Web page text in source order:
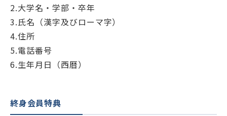
2.大学名・学部・卒年
3.氏名（漢字及びローマ字）
4.住所
5.電話番号
6.生年月日（西暦）
終身会員特典